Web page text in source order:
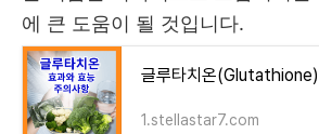
에 큰 도움이 될 것입니다.
1.stellastar7.com